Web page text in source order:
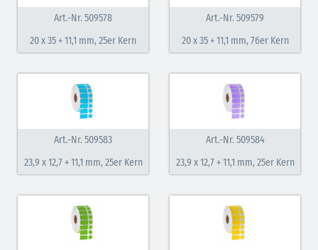
Art.-Nr. 509578
20 x 35 + 11,1 mm, 25er Kern
Art.-Nr. 509579
20 x 35 + 11,1 mm, 76er Kern
Art.-Nr. 509583
23,9 x 12,7 + 11,1 mm, 25er Kern
Art.-Nr. 509584
23,9 x 12,7 + 11,1 mm, 25er Kern